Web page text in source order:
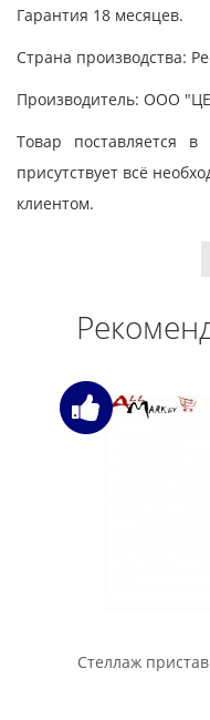
Гарантия 18 месяцев.
Страна производства:
Производитель: ООО
Товар поставляется
присутствует всё
клиентом.
Стеллаж